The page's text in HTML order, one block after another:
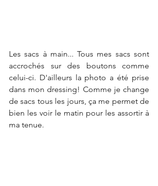
Les sacs à main... Tous mes sacs sont
accrochés sur des boutons comme
celui-ci. D'ailleurs la photo a été prise
dans mon dressing! Comme je change
de sacs tous les jours, ça me permet de
bien les voir le matin pour les assortir à
ma tenue.